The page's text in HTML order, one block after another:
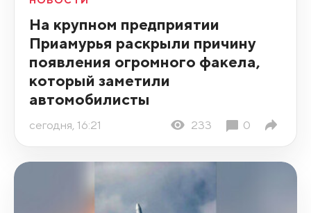
На крупном предприятии
Приамурья раскрыли причину
появления огромного факела,
который заметили
автомобилисты
сегодня, 16:21 233 0